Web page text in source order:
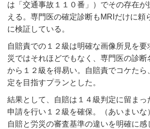
は「交通事故１１０番」）でその存在が
える。専門医の確定診断もMRIだけに頼
に検証している。
自賠責での１２級は明確な画像所見を要
災ではそれほどでもなく、専門医の診断
から１２級を得易い。自賠責でコケたら
定を目指すプランとした。
結果として、自賠は１４級判定に留まっ
申請を行い１２級を確保。（あいまいな
自賠と労災の審査基準の違いを明確に感